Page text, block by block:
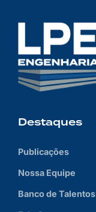
Destaques
Publicações
Nossa Equipe
Banco de Talentos